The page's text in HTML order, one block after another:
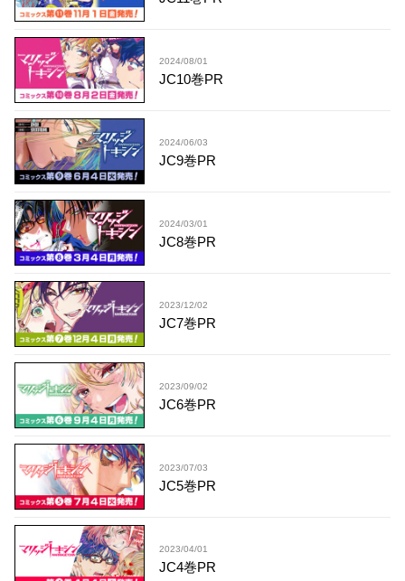
2024/08/01
JC10巻PR
2024/06/03
JC9巻PR
2024/03/01
JC8巻PR
2023/12/02
JC7巻PR
2023/09/02
JC6巻PR
2023/07/03
JC5巻PR
2023/04/01
JC4巻PR